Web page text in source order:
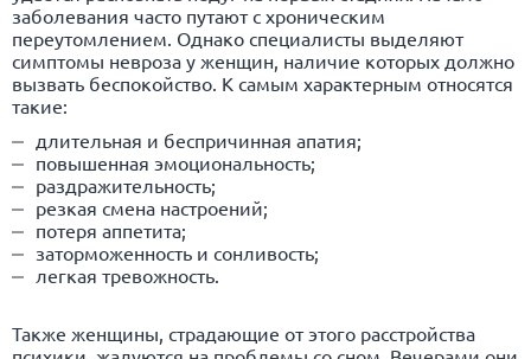
заболевания часто путают с хроническим
переутомлением. Однако специалисты выделяют
симптомы невроза у женщин, наличие которых должно
вызвать беспокойство. К самым характерным относятся
такие:
длительная и беспричинная апатия;
повышенная эмоциональность;
раздражительность;
резкая смена настроений;
потеря аппетита;
заторможенность и сонливость;
легкая тревожность.
Также женщины, страдающие от этого расстройства